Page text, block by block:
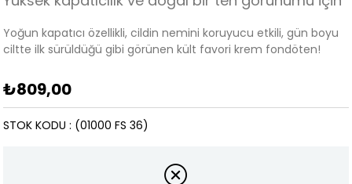
Yoğun kapatıcı özellikli, cildin nemini koruyucu etkili, gün boyu
ciltte ilk sürüldüğü gibi görünen kült favori krem fondöten!
₺809,00
(01000 FS 36)
STOK KODU